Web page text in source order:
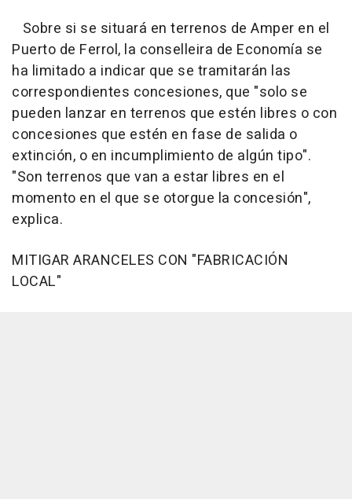
Sobre si se situará en terrenos de Amper en el
Puerto de Ferrol, la conselleira de Economía se
ha limitado a indicar que se tramitarán las
correspondientes concesiones, que "solo se
pueden lanzar en terrenos que estén libres o con
concesiones que estén en fase de salida o
extinción, o en incumplimiento de algún tipo".
"Son terrenos que van a estar libres en el
momento en el que se otorgue la concesión",
explica.
MITIGAR ARANCELES CON "FABRICACIÓN
LOCAL"